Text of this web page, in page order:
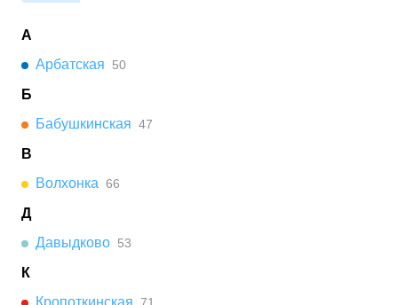
А
Арбатская
50
Б
Бабушкинская 47
В
Волхонка 66
Д
Давыдково 53
К
Кропоткинская